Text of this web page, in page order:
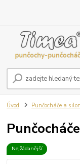
Úvod Punčocháče a
Nejžádanější